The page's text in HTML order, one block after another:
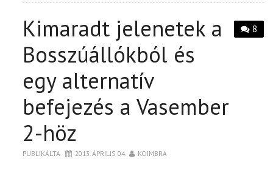
8
Kimaradt jelenetek a
Bosszúállókból és
egy alternatív
befejezés a Vasember
2-höz
PUBLIKÁLTA 2013. ÁPRILIS 04. KOIMBRA